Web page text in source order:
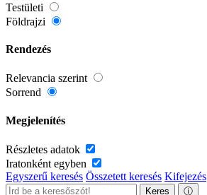
Testületi
Földrajzi
Rendezés
Relevancia szerint
Sorrend
Megjelenítés
Részletes adatok
Iratonként egyben
Egyszerű keresés Összetett keresés Kifejezés
Keres ⓘ